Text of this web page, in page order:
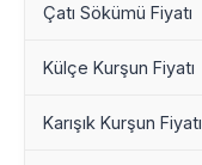
Çatı Sökümü Fiyatı
Külçe Kurşun Fiyatı
Karışık Kurşun Fiyatı